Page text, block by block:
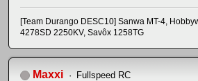
[Team Durango DESC10] Sanwa MT-4,
4278SD 2250KV, Savôx 1258TG
Maxxi Fullspeed RC